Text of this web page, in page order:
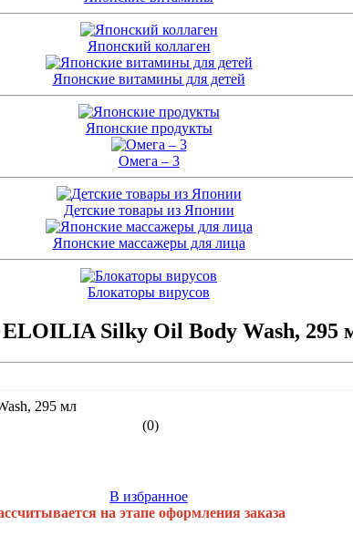
Японский коллаген
Японские витамины для детей
Японские продукты
Омега – 3
Детские товары из Японии
Японские массажеры для лица
Блокаторы вирусов
Silky Oil Body Wash, 295
(0)
В избранное
на этапе оформления заказа